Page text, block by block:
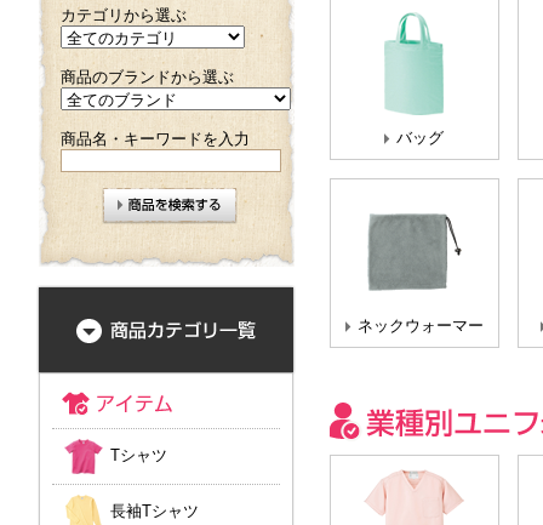
バッグ
ネックウォーマー
カテゴリから選ぶ
商品のブランドから選ぶ
商品名・キーワードを入力
Tシャツ
長袖Tシャツ